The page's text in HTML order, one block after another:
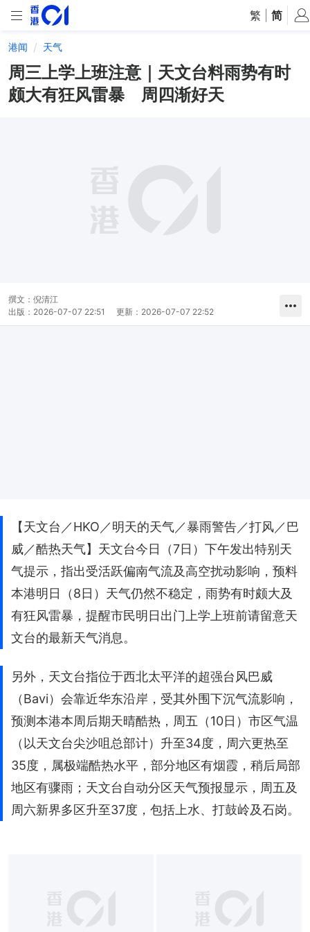
繁 简
港闻 天气
周三上学上班注意｜天文台料雨势有时
颇大有狂风雷暴 周四渐好天
撰文： 倪清江
出版： 2026-07-07 22:51 更新： 2026-07-07 22:52
【天文台／HKO／明天的天气／暴雨警告／打风／巴
威／酷热天气】天文台今日（7日）下午发出特别天
气提示，指出受活跃偏南气流及高空扰动影响，预料
本港明日（8日）天气仍然不稳定，雨势有时颇大及
有狂风雷暴，提醒市民明日出门上学上班前请留意天
文台的最新天气消息。
另外，天文台指位于西北太平洋的超强台风巴威
（Bavi）会靠近华东沿岸，受其外围下沉气流影响，
预测本港本周后期天晴酷热，周五（10日）市区气温
（以天文台尖沙咀总部计）升至34度，周六更热至
35度，属极端酷热水平，部分地区有烟霞，稍后局部
地区有骤雨；天文台自动分区天气预报显示，周五及
周六新界多区升至37度，包括上水、打鼓岭及石岗。